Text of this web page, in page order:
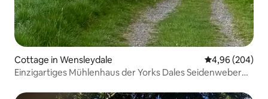
Cottage in Wensleydale
4,96 (204)
Einzigartiges Mühlenhaus der Yorks Dales Seidenweber